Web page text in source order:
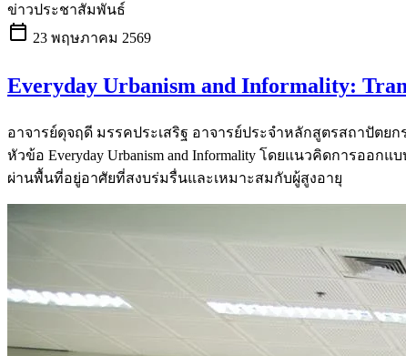
ข่าวประชาสัมพันธ์
calendar_today 23 พฤษภาคม 2569
Everyday Urbanism and Informality:
อาจารย์ดุจฤดี มรรคประเสริฐ อาจารย์ประจำหลักสูตรสถาปัตยก
หัวข้อ Everyday Urbanism and Informality โดยแนวคิดการ
ผ่านพื้นที่อยู่อาศัยที่สงบร่มรื่นและเหมาะสมกับผู้สูงอายุ